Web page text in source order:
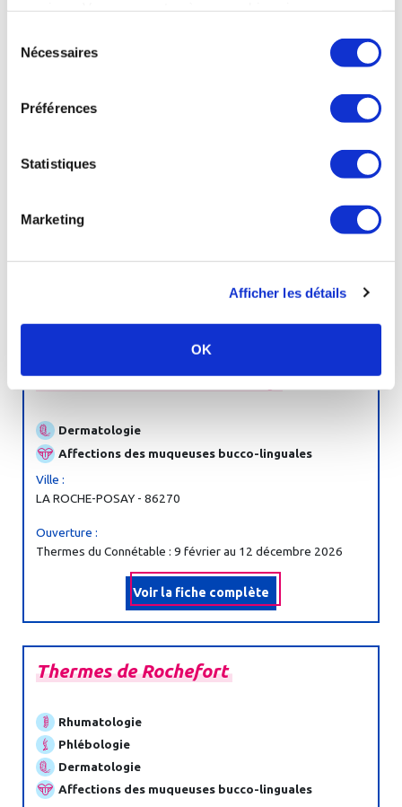
Nécessaires
Préférences
Statistiques
Marketing
Afficher les détails
OK
Thermes
Voies respiratoires
Affections des muqueuses bucco-linguales
30 mars au 21 novembre 2026
Voir la fiche complète
ThermesdeLaRoche-Posay
Dermatologie
Affections des muqueuses bucco-linguales
Ville :
LA ROCHE-POSAY - 86270
Ouverture :
Thermes du Connétable : 9 février au 12 décembre 2026
Voir la fiche complète
ThermesdeRochefort
Rhumatologie
Phlébologie
Dermatologie
Affections des muqueuses bucco-linguales